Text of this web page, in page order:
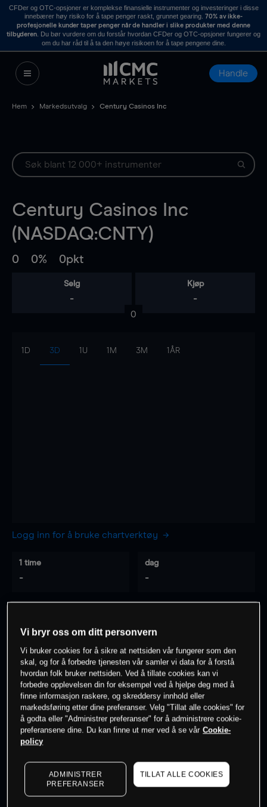
CFDer og OTC-opsjoner er komplekse finansielle instrumenter og investeringer i disse
innebærer høy risiko for å tape penger raskt, grunnet gearing. 70% av ikke-
profesjonelle kunder taper penger når de handler i slike produkter med denne
tilbyderen . Du bør vurdere om du forstår hvordan CFDer og OTC-opsjoner fungerer og
om du har råd til å ta den høye risikoen for å tape pengene dine.
Handle
Hem Markedsutvalg Century Casinos Inc
Century Casinos Inc
(NASDAQ:CNTY)
0 0% 0pkt
Selg
-
Kjøp
-
0
1D 3D 1U 1M 3M 1ÅR
Logg inn for å bruke chartverktøy
1 time
-
dag
-
- -
0% av kunder erpå dette instrumentet
Søk om konto
Kursene er veiledende.Log in
Vi bryr oss om ditt personvern
Vi bruker cookies for å sikre at nettsiden vår fungerer som den
skal, og for å forbedre tjenesten vår samler vi data for å forstå
hvordan folk bruker nettsiden. Ved å tillate cookies kan vi
forbedre opplevelsen din for eksempel ved å hjelpe deg med å
finne informasjon raskere, og skreddersy innhold eller
markedsføring etter dine preferanser. Velg "Tillat alle cookies" for
å godta eller "Administrer preferanser" for å administrere cookie-
preferansene dine. Du kan finne ut mer ved å se vår Cookie-
policy
ADMINISTRER
PREFERANSER
TILLAT ALLE COOKIES